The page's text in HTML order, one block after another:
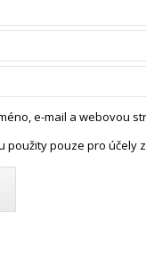
e-mail a webovou
použity pouze pro účely